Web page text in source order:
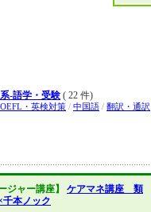
-語学・受験 ( 22 件)
・英検対策 / 中国語 / 翻訳・通訳
ジャー講座】 ケアマネ講座 類
千本ノック